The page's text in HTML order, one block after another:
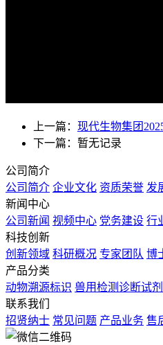
上一篇： 现代生物集团
下一篇：暂无记录
公司简介
公司简介 企业文化 资质荣誉 发
新闻中心
公司新闻 视频中心 党务建设 行
科技创新
创新领域 科研概况 专家团队 博
产品分类
动物溯源标识 兽用检测诊断试剂
联系我们
招贤纳士 常见问题 产品业务 售